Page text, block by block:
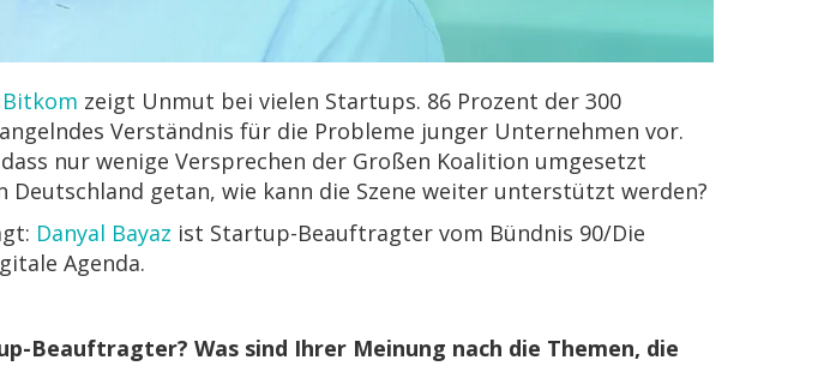
zeigt Unmut bei vielen Startups. 86 Prozent der 300
Verständnis für die Probleme junger Unternehmen vor.
nur wenige Versprechen der Großen Koalition umgesetzt
getan, wie kann die Szene weiter unterstützt werden?
Danyal Bayaz ist Startup-Beauftragter vom Bündnis 90/Die
Agenda.
Beauftragter? Was sind Ihrer Meinung nach die Themen, die